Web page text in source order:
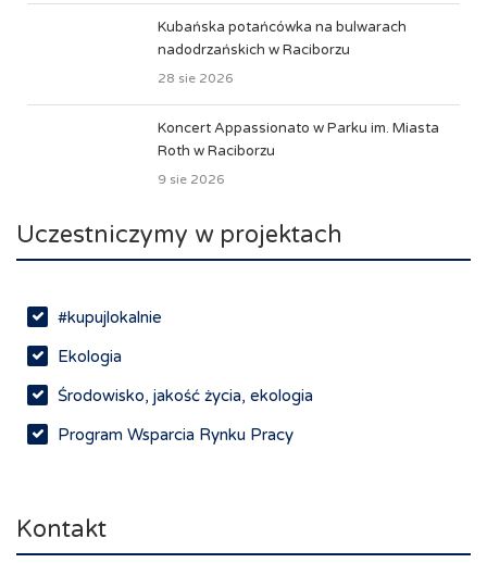
Kubańska potańcówka na bulwarach
nadodrzańskich w Raciborzu
28 sie 2026
Koncert Appassionato w Parku im. Miasta
Roth w Raciborzu
9 sie 2026
Uczestniczymy w projektach
#kupujlokalnie
Ekologia
Środowisko, jakość życia, ekologia
Program Wsparcia Rynku Pracy
Spotkania branżowe
Kontakt